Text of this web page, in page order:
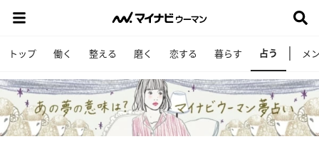
トップ 働く 整える 磨く 恋する 暮らす 占う メ